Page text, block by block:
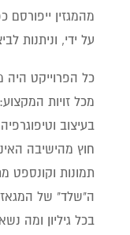
מהמגזין ייפורסם
על ידי, וניתנות
כל הפרוייקט
מכל זויות
בעיצוב
חוץ מהישיבה
תמונות וקונספט
ה"שלד" של
בכל גיליון ומה